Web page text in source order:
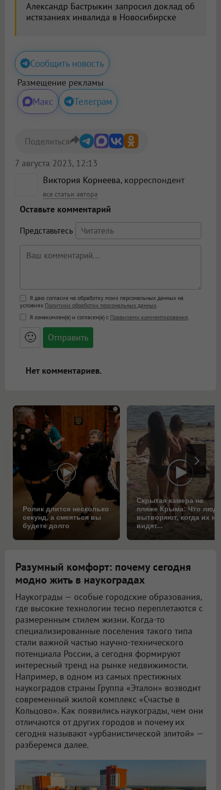
Александр Бастрыкин запросил доклад об
истязаниях инвалида в Новосибирске
Сообщить новость
Размещение рекламы
Макс Телеграм
Виктория Корнеева, корреспондент
все статьи автора
7 августа 2023, 12:13
Поделиться
Оставьте комментарий
Представьтесь
Поддержка HTML
<b>, <strong>, <u>, <i>, <em>, <s>, <big>,
<small>, <sup>, <sub>, <pre>, <ul>, <ol>, <li>,
<blockquote>, <code> экранирует HTML,
адреса URL автоматически становятся
ссылками, и [img]адрес[/img] будет
Я даю согласие на обработку моих персональных данных на
условиях Политики обработки персональных данных
Я ознакомлен(а) и согласен(а) с Правилами комментирования
🙂
Нет комментариев.
i
Ролик длится несколько
секунд, а смеяться вы
будете долго
Скрытая камера на
пляже Крыма: Что
вытворяют, когда их не
видят...
Разумный комфорт: почему сегодня
модно жить в наукоградах
Наукограды — особые городские образования,
где высокие технологии тесно переплетаются с
размеренным стилем жизни. Когда-то
специализированные поселения такого типа
стали важной частью научно-технического
потенциала России, а сегодня формируют
интересный тренд на рынке недвижимости.
Например, в одном из самых престижных
наукоградов страны Группа «Эталон» возводит
современный жилой комплекс «Счастье в
Кольцово». Как появились наукограды, чем они
отличаются от других городов и почему их
сегодня называют «урбанистической элитой» —
разберемся далее.